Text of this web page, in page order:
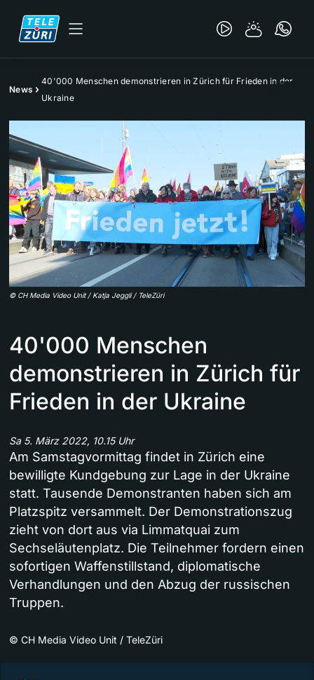
News
40'000 Menschen demonstrieren in Zürich für Frieden in der
Ukraine
© CH Media Video Unit / Katja Jeggli / TeleZüri
40'000 Menschen
demonstrieren in Zürich für
Frieden in der Ukraine
Sa 5. März 2022, 10.15 Uhr
Am Samstagvormittag findet in Zürich eine
bewilligte Kundgebung zur Lage in der Ukraine
statt. Tausende Demonstranten haben sich am
Platzspitz versammelt. Der Demonstrationszug
zieht von dort aus via Limmatquai zum
Sechseläutenplatz. Die Teilnehmer fordern einen
sofortigen Waffenstillstand, diplomatische
Verhandlungen und den Abzug der russischen
Truppen.
© CH Media Video Unit / TeleZüri